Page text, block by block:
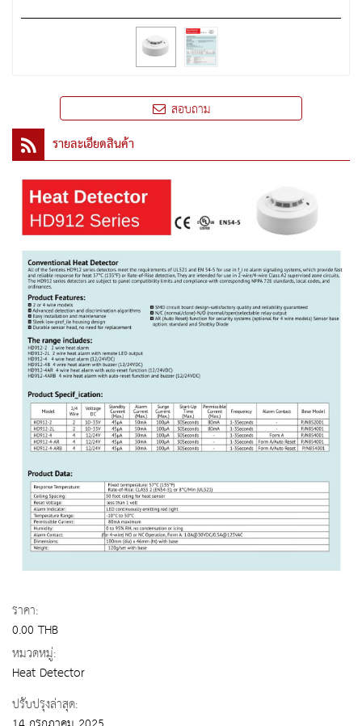
สอบถาม
รายละเอียดสินค้า
ราคา:
0.00 THB
หมวดหมู่:
Heat Detector
ปรับปรุงล่าสุด: